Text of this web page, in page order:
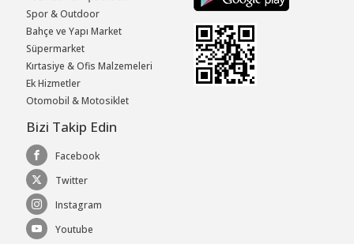
Spor & Outdoor
Bahçe ve Yapı Market
Süpermarket
Kırtasiye & Ofis Malzemeleri
Ek Hizmetler
Otomobil & Motosiklet
Bizi Takip Edin
Facebook
Twitter
Instagram
Youtube